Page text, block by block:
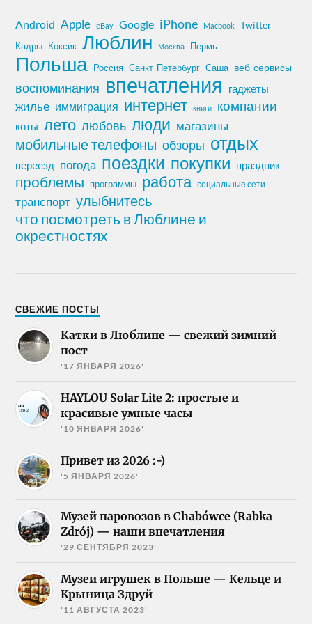
Android Apple eBay Google iPhone Macbook Twitter
Кадры Коксик Люблин Москва Пермь
Польша Россия Санкт-Петербург Саша веб-сервисы
воспоминания впечатления гаджеты
жилье иммиграция интернет книги компании
коты лето любовь люди магазины
мобильные телефоны обзоры отдых
переезд погода поездки покупки праздник
проблемы программы работа социальные сети
транспорт улыбнитесь
что посмотреть в Люблине и
окрестностях
СВЕЖИЕ ПОСТЫ
Катки в Люблине — свежий зимний
пост
'17 ЯНВАРЯ 2026'
HAYLOU Solar Lite 2: простые и
красивые умные часы
'10 ЯНВАРЯ 2026'
Привет из 2026 :-)
'5 ЯНВАРЯ 2026'
Музей паровозов в Chabówce (Rabka
Zdrój) — наши впечатления
'29 СЕНТЯБРЯ 2023'
Музеи игрушек в Польше — Кельце и
Крыница Здруй
'11 АВГУСТА 2023'